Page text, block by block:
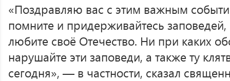
«Поздравляю вас с этим важным
помните и придерживайтесь
любите своё Отечество. Ни при каких
нарушайте эти заповеди, а также ту
сегодня», — в частности, сказал